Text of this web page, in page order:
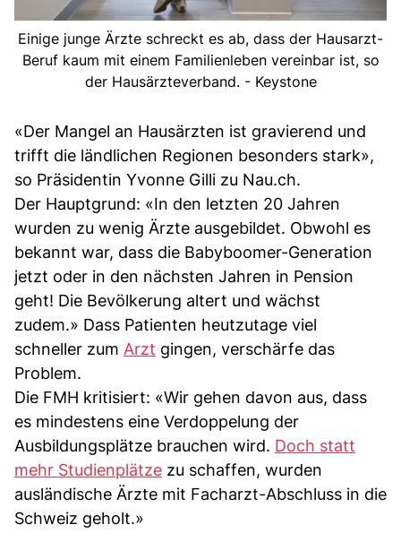
Einige junge Ärzte schreckt es ab, dass der Hausarzt-
Beruf kaum mit einem Familienleben vereinbar ist, so
der Hausärzteverband. - Keystone
«Der Mangel an Hausärzten ist gravierend und
trifft die ländlichen Regionen besonders stark»,
so Präsidentin Yvonne Gilli zu Nau.ch.
Der Hauptgrund: «In den letzten 20 Jahren
wurden zu wenig Ärzte ausgebildet. Obwohl es
bekannt war, dass die Babyboomer-Generation
jetzt oder in den nächsten Jahren in Pension
geht! Die Bevölkerung altert und wächst
zudem.» Dass Patienten heutzutage viel
schneller zum Arzt gingen, verschärfe das
Problem.
Die FMH kritisiert: «Wir gehen davon aus, dass
es mindestens eine Verdoppelung der
Ausbildungsplätze brauchen wird. Doch statt
mehr Studienplätze zu schaffen, wurden
ausländische Ärzte mit Facharzt-Abschluss in die
Schweiz geholt.»